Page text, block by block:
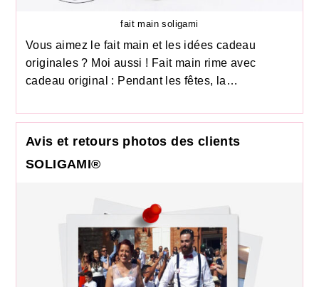
fait main soligami
Vous aimez le fait main et les idées cadeau
originales ? Moi aussi ! Fait main rime avec
cadeau original : Pendant les fêtes, la…
Avis et retours photos des clients
SOLIGAMI®